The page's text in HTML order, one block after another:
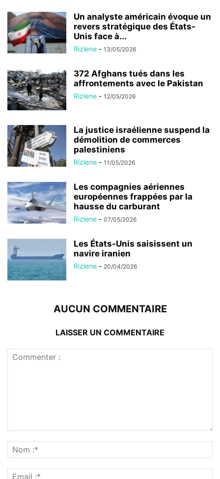
Un analyste américain évoque un
revers stratégique des États-
Unis face à...
Rizlene - 13/05/2026
372 Afghans tués dans les
affrontements avec le Pakistan
Rizlene - 12/05/2026
La justice israélienne suspend la
démolition de commerces
palestiniens
Rizlene - 11/05/2026
Les compagnies aériennes
européennes frappées par la
hausse du carburant
Rizlene - 07/05/2026
Les États-Unis saisissent un
navire iranien
Rizlene - 20/04/2026
AUCUN COMMENTAIRE
LAISSER UN COMMENTAIRE